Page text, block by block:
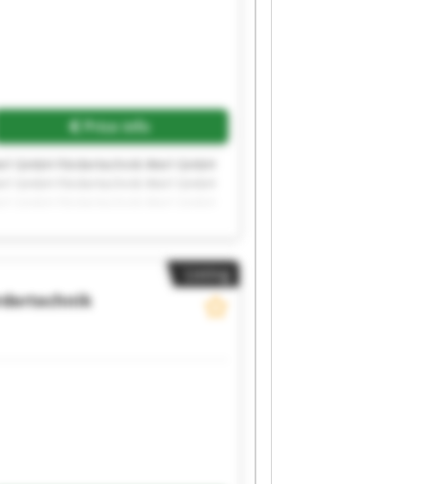
Price info
GmbH Fördertechnik Werl GmbH
Listing